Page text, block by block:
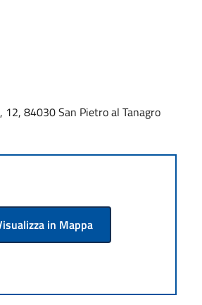
12, 84030 San Pietro al Tanagro
in Mappa